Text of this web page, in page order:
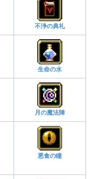
不浄の典礼
生命の水
月の魔法陣
悪食の瞳